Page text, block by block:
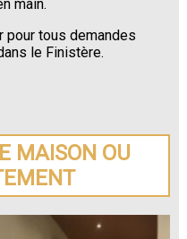
main.
pour tous demandes
le Finistère.
MAISON OU